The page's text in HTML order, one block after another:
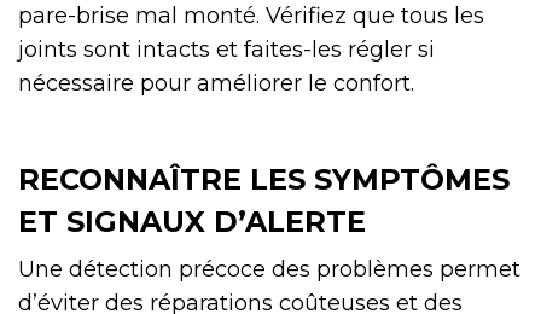
pare-brise mal monté. Vérifiez que tous les
joints sont intacts et faites-les régler si
nécessaire pour améliorer le confort.
RECONNAÎTRE LES SYMPTÔMES
ET SIGNAUX D’ALERTE
Une détection précoce des problèmes permet
d’éviter des réparations coûteuses et des